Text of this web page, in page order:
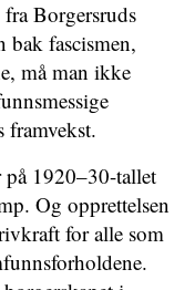
Borgersruds
bak fascismen,
må man ikke
på 1920–30-tallet
Og opprettelsen
for alle som